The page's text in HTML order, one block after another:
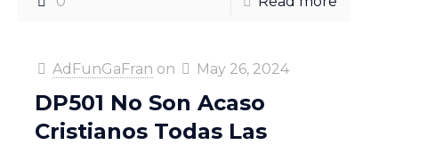
AdFunGaFran on May 26, 2024
DP501 No Son Acaso
Cristianos Todas Las